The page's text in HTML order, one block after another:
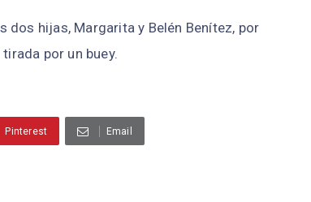
dos hijas, Margarita y Belén Benítez, por
por un buey.
Pinterest Email